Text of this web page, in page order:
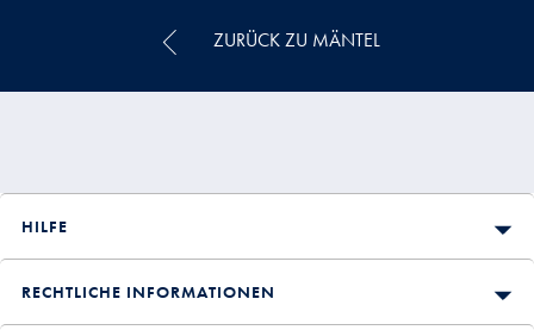
ZURÜCK ZU MÄNTEL
HILFE
RECHTLICHE INFORMATIONEN